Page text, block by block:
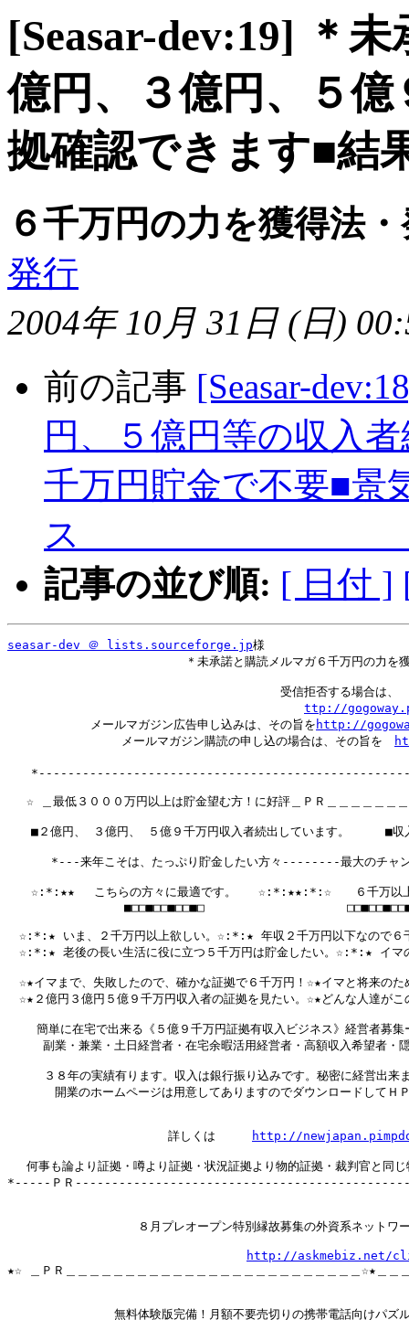
[Seasar-dev:19] ＊
億円、３億円、５
拠確認できます■結
６千万円の力を獲得法
発行
2004年 10月 31日 (日)
前の記事 [Seasar-
円、５億円等の収入
千万円貯金で不要■景
記事の並び順: [ 日付 ]
seasar-dev ＠ lists.sourceforge.jp様
＊未承諾と購読メルマガ６千万円の力を獲得法・発
受信拒否する場合は、　または登録した
ttp://
メールマガジン広告申し込みは、その旨を http://
メールマガジン購読の申し込の場合は、その旨を
☆ ＿最低３０００万円以上は貯金望む方！に好評＿ＰＲ＿＿＿＿＿＿
■２億円、 ３億円、 ５億９千万円収入者続出しています。　　　■収
*---来年こそは、たっぷり貯金したい方々--------最大の
☆:*:★★ 　こちらの方々に最適です。   ☆:*:★★:*:☆　　６千万
■□□■□□■□□■□　　　　　　　　　　　　
☆:*:★ いま、２千万円以上欲しい。☆:*:★ 年収２千万円以下なので６
☆:*:★ 老後の長い生活に役に立つ５千万円は貯金したい。☆:*:★ イマ
☆★イマまで、失敗したので、確かな証拠で６千万円！☆★イマと将来のた
☆★２億円３億円５億９千万円収入者の証拠を見たい。☆★どんな人達がこ
簡単に在宅で出来る《５億９千万円証拠有収入ビジネス》経営者募
副業・兼業・土日経営者・在宅余暇活用経営者・高額収入希望者・隠
３８年の実績有ります。収入は銀行振り込みです。秘密に経営出来
開業のホームページは用意してありますのでダウンロードしてＨＰ
                      詳しくは
http://
何事も論より証拠・噂より証拠・状況証拠より物的証拠・裁判官と同じ
*-----ＰＲ
８月プレオープン特別縁故募集の外資系ネットワーク
http://askmebiz.net/
★☆ ＿ＰＲ＿＿＿＿＿＿＿＿＿＿＿＿＿＿＿＿＿＿＿＿＿＿＿＿＿☆★＿＿
無料体験版完備！月額不要売切りの携帯電話向けパズルゲ